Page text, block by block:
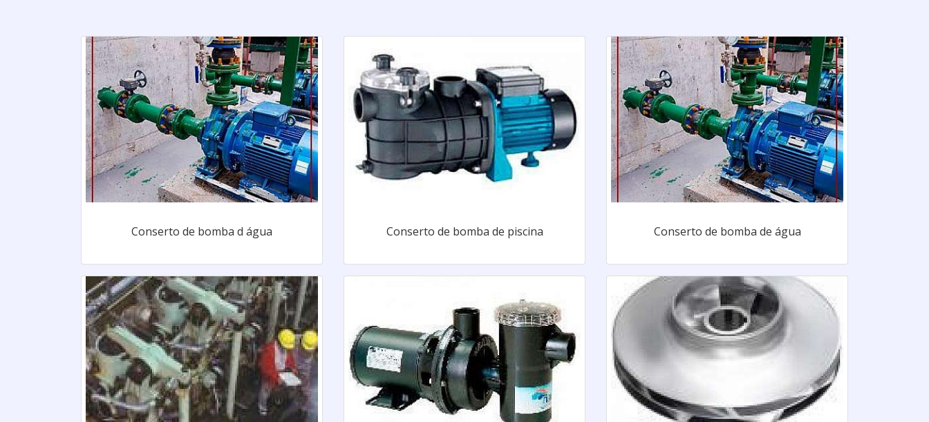
Conserto de bomba d água Conserto de bomba de piscina Conserto de bomba de água